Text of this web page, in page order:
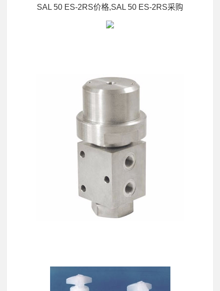
SAL 50 ES-2RS价格,SAL 50 ES-2RS采购